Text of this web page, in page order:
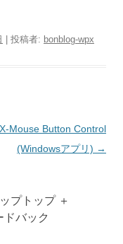
| 投稿者: bonblog-wpx
X-Mouse Button Control
(Windowsアプリ) →
プトップ ＋
ドバック